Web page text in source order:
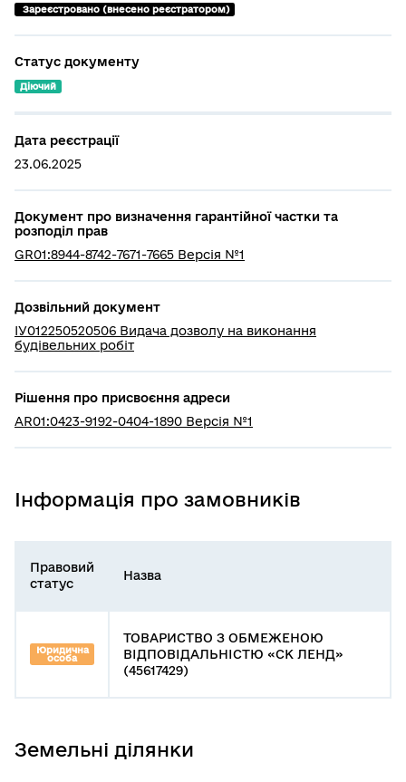
Зареєстровано (внесено реєстратором)
Статус документу
Діючий
Дата реєстрації
23.06.2025
Документ про визначення гарантійної частки та
розподіл прав
GR01:8944-8742-7671-7665 Версія №1
Дозвільний документ
ІУ012250520506 Видача дозволу на виконання
будівельних робіт
Рішення про присвоєння адреси
AR01:0423-9192-0404-1890 Версія №1
Інформація про замовників
Правовий
статус
Назва
Юридична
особа
ТОВАРИСТВО З ОБМЕЖЕНОЮ
ВІДПОВІДАЛЬНІСТЮ «СК ЛЕНД»
(45617429)
Земельні ділянки